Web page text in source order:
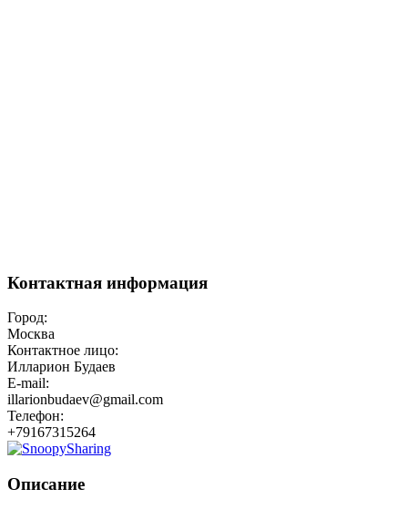
Контактная информация
Город:
Москва
Контактное лицо:
Илларион Будаев
E-mail:
illarionbudaev@gmail.com
Телефон:
+79167315264
Описание